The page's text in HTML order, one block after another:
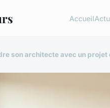
AccueilActu
son architecte avec un